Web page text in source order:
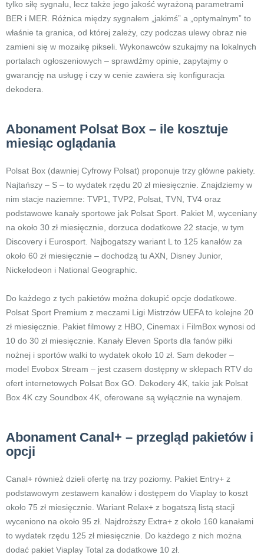
tylko siłę sygnału, lecz także jego jakość wyrażoną parametrami
BER i MER. Różnica między sygnałem „jakimś” a „optymalnym” to
właśnie ta granica, od której zależy, czy podczas ulewy obraz nie
zamieni się w mozaikę pikseli. Wykonawców szukajmy na lokalnych
portalach ogłoszeniowych – sprawdźmy opinie, zapytajmy o
gwarancję na usługę i czy w cenie zawiera się konfiguracja
dekodera.
Abonament Polsat Box – ile kosztuje
miesiąc oglądania
Polsat Box (dawniej Cyfrowy Polsat) proponuje trzy główne pakiety.
Najtańszy – S – to wydatek rzędu 20 zł miesięcznie. Znajdziemy w
nim stacje naziemne: TVP1, TVP2, Polsat, TVN, TV4 oraz
podstawowe kanały sportowe jak Polsat Sport. Pakiet M, wyceniany
na około 30 zł miesięcznie, dorzuca dodatkowe 22 stacje, w tym
Discovery i Eurosport. Najbogatszy wariant L to 125 kanałów za
około 60 zł miesięcznie – dochodzą tu AXN, Disney Junior,
Nickelodeon i National Geographic.
Do każdego z tych pakietów można dokupić opcje dodatkowe.
Polsat Sport Premium z meczami Ligi Mistrzów UEFA to kolejne 20
zł miesięcznie. Pakiet filmowy z HBO, Cinemax i FilmBox wynosi od
10 do 30 zł miesięcznie. Kanały Eleven Sports dla fanów piłki
nożnej i sportów walki to wydatek około 10 zł. Sam dekoder –
model Evobox Stream – jest czasem dostępny w sklepach RTV do
ofert internetowych Polsat Box GO. Dekodery 4K, takie jak Polsat
Box 4K czy Soundbox 4K, oferowane są wyłącznie na wynajem.
Abonament Canal+ – przegląd pakietów i
opcji
Canal+ również dzieli ofertę na trzy poziomy. Pakiet Entry+ z
podstawowym zestawem kanałów i dostępem do Viaplay to koszt
około 75 zł miesięcznie. Wariant Relax+ z bogatszą listą stacji
wyceniono na około 95 zł. Najdroższy Extra+ z około 160 kanałami
to wydatek rzędu 125 zł miesięcznie. Do każdego z nich można
dodać pakiet Viaplay Total za dodatkowe 10 zł.